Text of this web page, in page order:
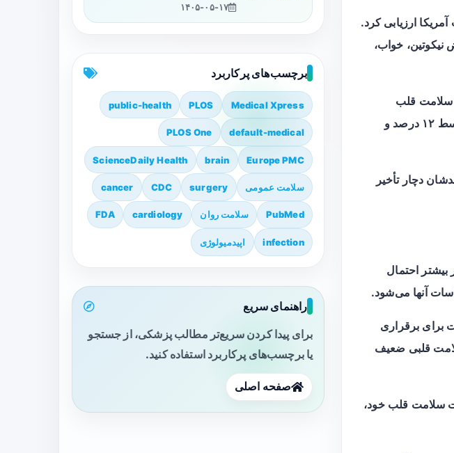
انجمن قلب آمریکا ارزیابی کرد.
خواب،
زنانی با سلامت قلب
ضعیف، از تأخیر رشد رنج می‌برند، در حالی که این رقم برای زنانی با سلامت قلب متوسط ۱۲ درصد و
دارد که فرزندشان دچار تأخیر
احتمال
آنها می‌شود.
برای برقراری
قلبی ضعیف
تقویت سلامت قلب خود،
۱۴۰۵-۰۵-۱۷
برچسب‌های پرکاربرد
Medical Xpress
PLOS
public-health
default-medical
PLOS One
Europe PMC
brain
ScienceDaily Health
سلامت عمومی surgery
CDC
cancer
PubMed سلامت روان cardiology
FDA
infection اپیدمیولوژی
راهنمای سریع
برای پیدا کردن سریع‌تر مطالب پزشکی، از جستجو
یا برچسب‌های پرکاربرد استفاده کنید.
صفحه اصلی